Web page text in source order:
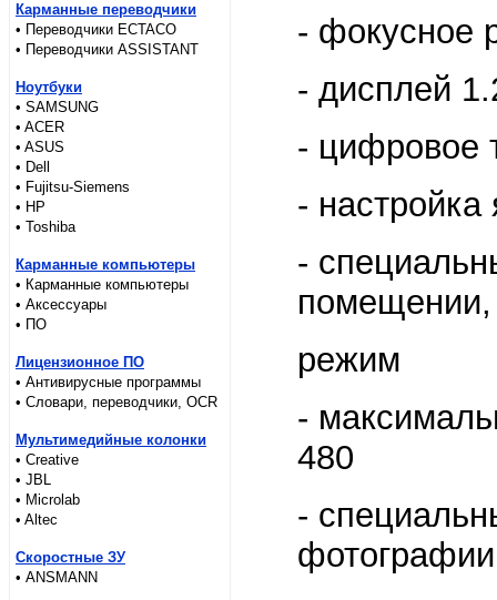
Карманные переводчики
• Переводчики ECTACO
• Переводчики ASSISTANT
Ноутбуки
• SAMSUNG
• ACER
• ASUS
• Dell
• Fujitsu-Siemens
• HP
• Toshiba
Карманные компьютеры
• Карманные компьютеры
• Аксессуары
• ПО
Лицензионное ПО
• Антивирусные программы
• Словари, переводчики, OCR
Мультимедийные колонки
• Creative
• JBL
• Microlab
• Altec
Скоростные ЗУ
• ANSMANN
- фокусное
- дисплей
- цифровое
- настройка
-
помещении,
режим
-
480
-